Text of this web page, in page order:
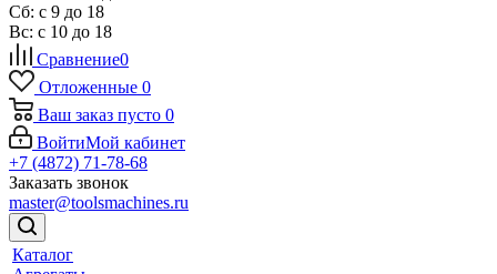
Сб: с 9 до 18
Вс: с 10 до 18
Сравнение0
Отложенные 0
Ваш заказ пусто 0
ВойтиМой кабинет
+7 (4872) 71-78-68
Заказать звонок
master@toolsmachines.ru
Каталог